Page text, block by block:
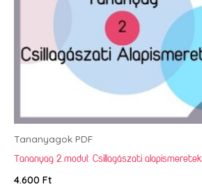
Tananyagok PDF
Tananyag 2.modul: Csillagászati alapismeretek
4.600 Ft